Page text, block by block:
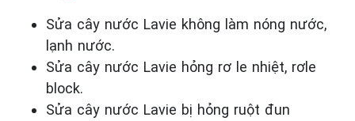
Sửa cây nước Lavie không làm nóng nước,
lạnh nước.
Sửa cây nước Lavie hỏng rơ le nhiệt, rơle
block.
Sửa cây nước Lavie bị hỏng ruột đun